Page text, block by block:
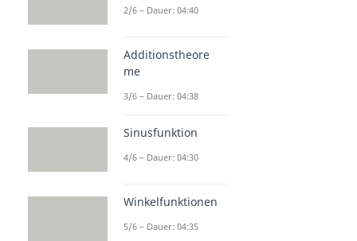
2/6 – Dauer: 04:40
Additionstheore
me
3/6 – Dauer: 04:38
Sinusfunktion
4/6 – Dauer: 04:30
Winkelfunktionen
5/6 – Dauer: 04:35